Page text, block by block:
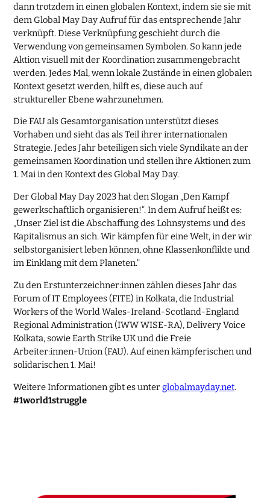
dann trotzdem in einen globalen Kontext, indem sie sie mit
dem Global May Day Aufruf für das entsprechende Jahr
verknüpft. Diese Verknüpfung geschieht durch die
Verwendung von gemeinsamen Symbolen. So kann jede
Aktion visuell mit der Koordination zusammengebracht
werden. Jedes Mal, wenn lokale Zustände in einen globalen
Kontext gesetzt werden, hilft es, diese auch auf
struktureller Ebene wahrzunehmen.
Die FAU als Gesamtorganisation unterstützt dieses
Vorhaben und sieht das als Teil ihrer internationalen
Strategie. Jedes Jahr beteiligen sich viele Syndikate an der
gemeinsamen Koordination und stellen ihre Aktionen zum
1. Mai in den Kontext des Global May Day.
Der Global May Day 2023 hat den Slogan „Den Kampf
gewerkschaftlich organisieren!“. In dem Aufruf heißt es:
„Unser Ziel ist die Abschaffung des Lohnsystems und des
Kapitalismus an sich. Wir kämpfen für eine Welt, in der wir
selbstorganisiert leben können, ohne Klassenkonflikte und
im Einklang mit dem Planeten.“
Zu den Erstunterzeichner:innen zählen dieses Jahr das
Forum of IT Employees (FITE) in Kolkata, die Industrial
Workers of the World Wales-Ireland-Scotland-England
Regional Administration (IWW WISE-RA), Delivery Voice
Kolkata, sowie Earth Strike UK und die Freie
Arbeiter:innen-Union (FAU). Auf einen kämpferischen und
solidarischen 1. Mai!
Weitere Informationen gibt es unterglobalmayday.net.
#1world1struggle